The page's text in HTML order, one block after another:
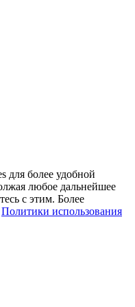
для более удобной
любое дальнейшее
с этим. Более
Политики использования